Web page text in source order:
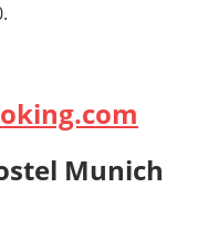
Munich